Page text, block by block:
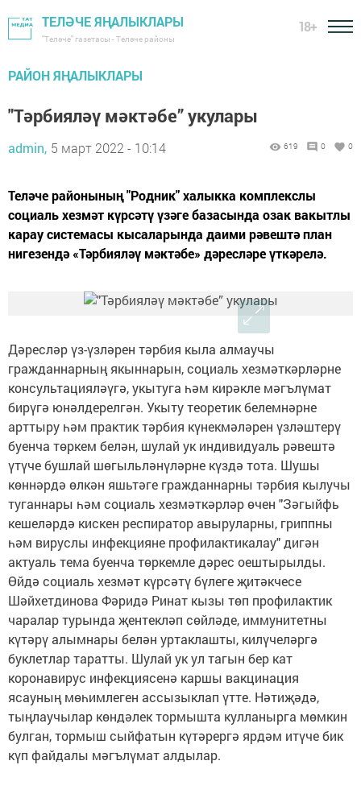
ТЕЛӘЧЕ ЯҢАЛЫКЛАРЫ
"Теләче" газетасы - Теләче районы
18+
РАЙОН ЯҢАЛЫКЛАРЫ
"Тәрбияләү мәктәбе” укулары
admin, 5 март 2022 - 10:14 619 0 0
Теләче районының "Родник" халыкка комплекслы
социаль хезмәт күрсәтү үзәге базасында озак вакытлы
карау системасы кысаларында даими рәвештә план
нигезендә «Тәрбияләү мәктәбе» дәресләре үткәрелә.
Дәресләр үз-үзләрен тәрбия кыла алмаучы
гражданнарның якыннарын, социаль хезмәткәрләрне
консультацияләүгә, укытуга һәм кирәкле мәгълүмат
бирүгә юнәлдерелгән. Укыту теоретик белемнәрне
арттыру һәм практик тәрбия күнекмәләрен үзләштерү
буенча төркем белән, шулай ук индивидуаль рәвештә
үтүче бушлай шөгыльләнүләрне күздә тота. Шушы
көннәрдә өлкән яшьтәге гражданнарны тәрбия кылучы
туганнары һәм социаль хезмәткәрләр өчен "Зәгыйфь
кешеләрдә кискен респиратор авыруларны, гриппны
һәм вируслы инфекцияне профилактикалау" дигән
актуаль тема буенча төркемле дәрес оештырылды.
Өйдә социаль хезмәт күрсәтү бүлеге җитәкчесе
Шәйхетдинова Фәридә Ринат кызы төп профилактик
чаралар турында җентекләп сөйләде, иммунитетны
күтәрү алымнары белән уртаклашты, килүчеләргә
буклетлар таратты. Шулай ук ул тагын бер кат
коронавирус инфекциясенә каршы вакцинация
ясауның мөһимлеген ассызыклап үтте. Нәтиҗәдә,
тыңлаучылар көндәлек тормышта кулланырга мөмкин
булган, тормыш сыйфатын күтәрергә ярдәм итүче бик
күп файдалы мәгълүмат алдылар.